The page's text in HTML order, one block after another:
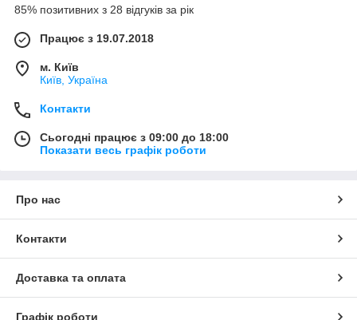
85% позитивних з 28 відгуків за рік
Працює з 19.07.2018
м. Київ
Київ, Україна
Контакти
Сьогодні працює з 09:00 до 18:00
Показати весь графік роботи
Про нас
Контакти
Доставка та оплата
Графік роботи